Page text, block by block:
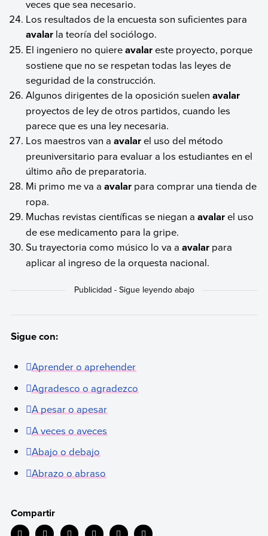
veces que sea necesario.
Los resultados de la encuesta son suficientes para
avalar la teoría del sociólogo.
El ingeniero no quiereavalareste proyecto, porque
sostiene que no se respetan todas las leyes de
seguridad de la construcción.
Algunos dirigentes de la oposición suelenavalar
proyectos de ley de otros partidos, cuando les
parece que es una ley necesaria.
Los maestros van aavalarel uso del método
preuniversitario para evaluar a los estudiantes en el
último año de preparatoria.
Mi primo me va aavalar para comprar una tienda de
ropa.
Muchas revistas científicas se niegan aavalarel uso
de ese medicamento para la gripe.
Su trayectoria como músico lo va aavalar para
aplicar al ingreso de la orquesta nacional.
Sigue con:
Aprender o aprehender
Agradesco o agradezco
A pesar o apesar
A veces o aveces
Abajo o debajo
Abrazo o abraso
Compartir